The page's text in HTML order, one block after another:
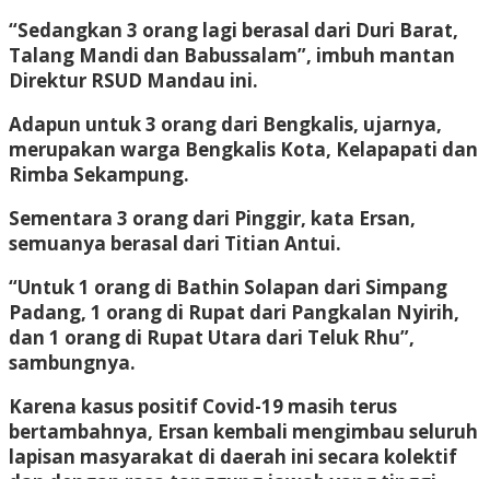
“Sedangkan 3 orang lagi berasal dari Duri Barat,
Talang Mandi dan Babussalam”, imbuh mantan
Direktur RSUD Mandau ini.
Adapun untuk 3 orang dari Bengkalis, ujarnya,
merupakan warga Bengkalis Kota, Kelapapati dan
Rimba Sekampung.
Sementara 3 orang dari Pinggir, kata Ersan,
semuanya berasal dari Titian Antui.
“Untuk 1 orang di Bathin Solapan dari Simpang
Padang, 1 orang di Rupat dari Pangkalan Nyirih,
dan 1 orang di Rupat Utara dari Teluk Rhu”,
sambungnya.
Karena kasus positif Covid-19 masih terus
bertambahnya, Ersan kembali mengimbau seluruh
lapisan masyarakat di daerah ini secara kolektif